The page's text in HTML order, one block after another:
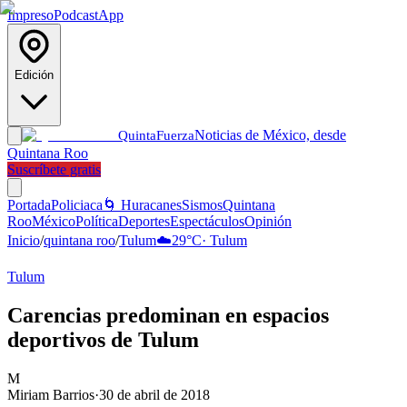
ImpresoPodcastApp
Edición
QuintaFuerzaNoticias de México, desde
Quintana Roo
Suscríbete gratis
PortadaPoliciaca 🌀 HuracanesSismosQuintana
RooMéxicoPolíticaDeportesEspectáculosOpinión
Inicio/quintana roo/Tulum☁️29°C· Tulum
Tulum
Carencias predominan en espacios
deportivos de Tulum
M
Miriam Barrios·30 de abril de 2018